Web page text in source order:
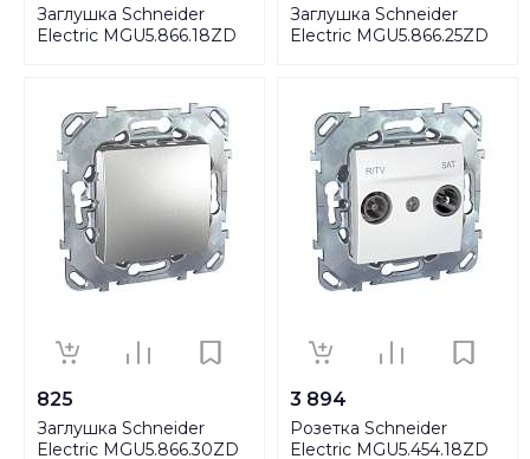
Заглушка Schneider
Electric MGU5.866.18ZD
Заглушка Schneider
Electric MGU5.866.25ZD
825
Заглушка Schneider
Electric MGU5.866.30ZD
3 894
Розетка Schneider
Electric MGU5.454.18ZD